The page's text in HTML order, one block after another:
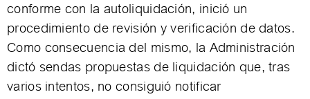
conforme con la autoliquidación, inició un
procedimiento de revisión y verificación de datos.
Como consecuencia del mismo, la Administración
dictó sendas propuestas de liquidación que, tras
varios intentos, no consiguió notificar